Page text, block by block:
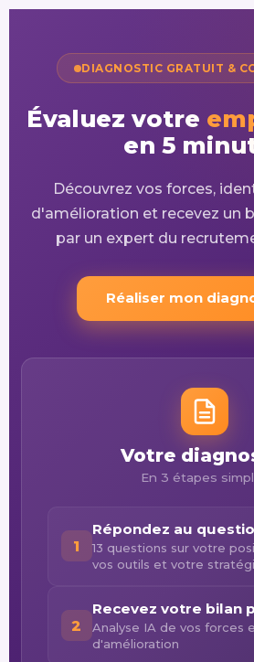
DIAGNOSTIC GRATUIT &
Évaluez votre
en 5
Découvrez vos forces,
d'amélioration et recevez un
par un expert du
Réaliser mon
Votre
En 3 étapes
1
Répondez au
13 questions sur votre
vos outils et votre
2
Recevez votre bilan
Analyse IA de vos forces
d'amélioration